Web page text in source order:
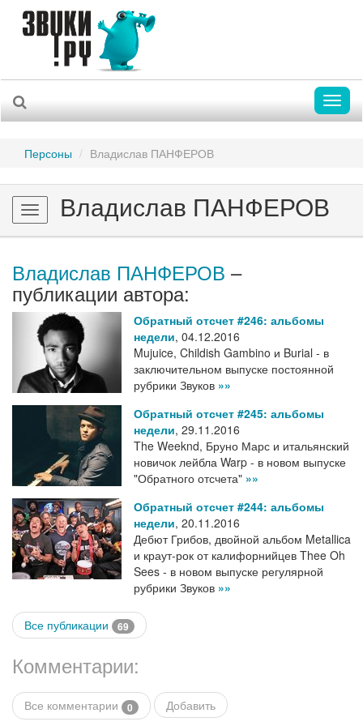
Персоны Владислав ПАНФЕРОВ
Toggle
navigation
Владислав ПАНФЕРОВ
Владислав ПАНФЕРОВ –
публикации автора:
Обратный отсчет #246: альбомы
недели, 04.12.2016
Mujuice, Childish Gambino и Burial - в
заключительном выпуске постоянной
рубрики Звуков »»
Обратный отсчет #245: альбомы
недели, 29.11.2016
The Weeknd, Бруно Марс и итальянский
новичок лейбла Warp - в новом выпуске
"Обратного отсчета" »»
Обратный отсчет #244: альбомы
недели, 20.11.2016
Дебют Грибов, двойной альбом Metallica
и краут-рок от калифорнийцев Thee Oh
Sees - в новом выпуске регулярной
рубрики Звуков »»
Все публикации 69
Комментарии:
Все комментарии 0 Добавить